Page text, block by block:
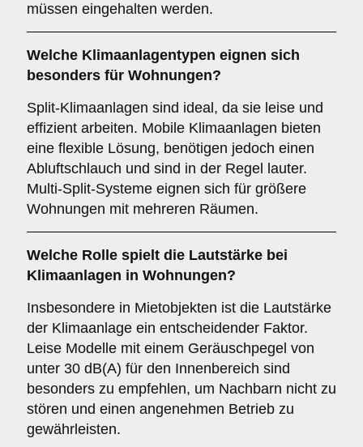
müssen eingehalten werden.
Welche Klimaanlagentypen eignen sich
besonders für Wohnungen?
Split-Klimaanlagen sind ideal, da sie leise und
effizient arbeiten. Mobile Klimaanlagen bieten
eine flexible Lösung, benötigen jedoch einen
Abluftschlauch und sind in der Regel lauter.
Multi-Split-Systeme eignen sich für größere
Wohnungen mit mehreren Räumen.
Welche Rolle spielt die Lautstärke bei
Klimaanlagen in Wohnungen?
Insbesondere in Mietobjekten ist die Lautstärke
der Klimaanlage ein entscheidender Faktor.
Leise Modelle mit einem Geräuschpegel von
unter 30 dB(A) für den Innenbereich sind
besonders zu empfehlen, um Nachbarn nicht zu
stören und einen angenehmen Betrieb zu
gewährleisten.